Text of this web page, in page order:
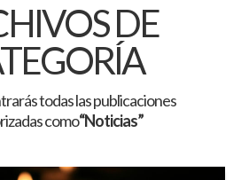
DE
todas las publicaciones
como“Noticias”